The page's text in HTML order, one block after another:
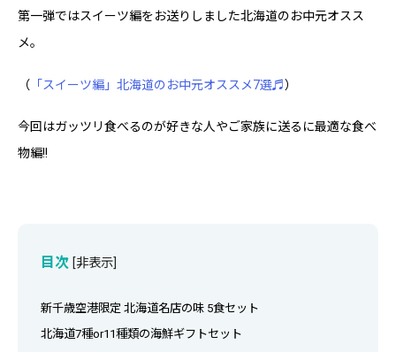
第一弾ではスイーツ編をお送りしました北海道のお中元オスス
メ。
（ 「スイーツ編」北海道のお中元オススメ7選♬）
今回はガッツリ食べるのが好きな人やご家族に送るに最適な食べ
物編!!
目次 [非表示
新千歳空港限定 北海道名店の味 5食セット
北海道7種or11種類の海鮮ギフトセット